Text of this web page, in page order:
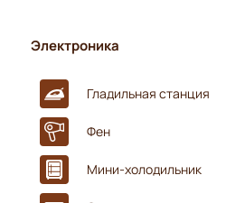
Электроника
Гладильная станция
Фен
Мини-холодильник